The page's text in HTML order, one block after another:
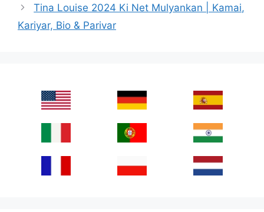
Tina Louise 2024 Ki Net Mulyankan | Kamai,
Kariyar, Bio & Parivar